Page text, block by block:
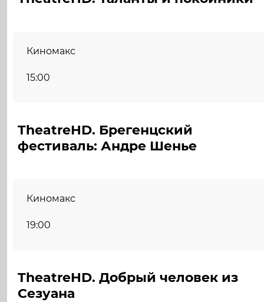
Киномакс
15:00
TheatreHD. Брегенцский
фестиваль: Андре Шенье
Киномакс
19:00
TheatreHD. Добрый человек из
Сезуана